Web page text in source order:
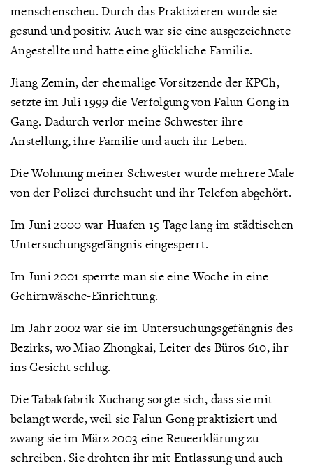
menschenscheu. Durch das Praktizieren wurde sie
gesund und positiv. Auch war sie eine ausgezeichnete
Angestellte und hatte eine glückliche Familie.
Jiang Zemin, der ehemalige Vorsitzende der KPCh,
setzte im Juli 1999 die Verfolgung von Falun Gong in
Gang. Dadurch verlor meine Schwester ihre
Anstellung, ihre Familie und auch ihr Leben.
Die Wohnung meiner Schwester wurde mehrere Male
von der Polizei durchsucht und ihr Telefon abgehört.
Im Juni 2000 war Huafen 15 Tage lang im städtischen
Untersuchungsgefängnis eingesperrt.
Im Juni 2001 sperrte man sie eine Woche in eine
Gehirnwäsche-Einrichtung.
Im Jahr 2002 war sie im Untersuchungsgefängnis des
Bezirks, wo Miao Zhongkai, Leiter des Büros 610, ihr
ins Gesicht schlug.
Die Tabakfabrik Xuchang sorgte sich, dass sie mit
belangt werde, weil sie Falun Gong praktiziert und
zwang sie im März 2003 eine Reueerklärung zu
schreiben. Sie drohten ihr mit Entlassung und auch